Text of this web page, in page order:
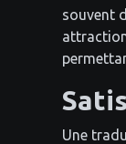
souvent
Une